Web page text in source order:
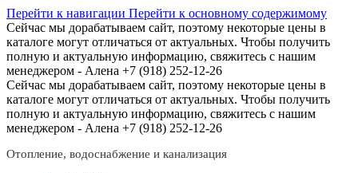
Перейти к навигации Перейти к основному содержимому
Сейчас мы дорабатываем сайт, поэтому некоторые цены в
каталоге могут отличаться от актуальных. Чтобы получить
полную и актуальную информацию, свяжитесь с нашим
менеджером - Алена +7 (918) 252-12-26
Сейчас мы дорабатываем сайт, поэтому некоторые цены в
каталоге могут отличаться от актуальных. Чтобы получить
полную и актуальную информацию, свяжитесь с нашим
менеджером - Алена +7 (918) 252-12-26
Отопление, водоснабжение и канализация